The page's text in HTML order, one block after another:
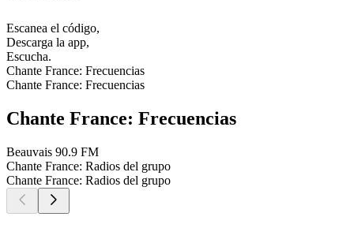
Escanea el código,
Descarga la app,
Escucha.
Chante France: Frecuencias
Chante France: Frecuencias
Chante France: Frecuencias
Beauvais 90.9 FM
Chante France: Radios del grupo
Chante France: Radios del grupo